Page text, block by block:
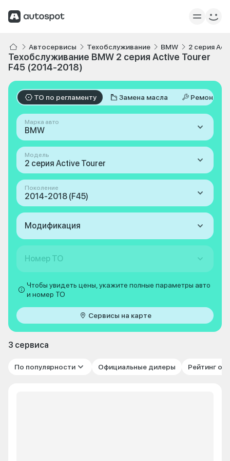
Автосервисы Техобслуживание BMW 2 серия
Техобслуживание BMW 2 серия Active Tourer
F45 (2014-2018)
ТО по регламенту Замена масла Ремонт
Марка авто
BMW
Модель
2 серия Active Tourer
Поколение
2014-2018 (F45)
Модификация
Номер ТО
Чтобы увидеть цены, укажите полные параметры авто
и номер ТО
Сервисы на карте
3 сервиса
По популярности Официальные дилеры Рейтинг